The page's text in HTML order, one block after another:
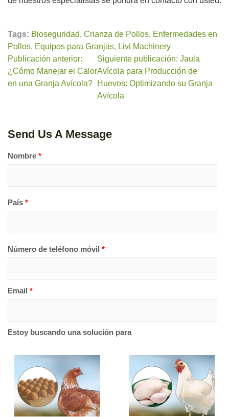
Tags: Bioseguridad, Crianza de Pollos, Enfermedades en
Pollos, Equipos para Granjas, Livi Machinery
Publicación anterior:
¿Cómo Manejar el Calor
en una Granja Avícola?
Siguiente publicación: Jaula
Avícola para Producción de
Huevos: Optimizando su Granja
Avícola
Send Us A Message
Nombre *
País *
Número de teléfono móvil *
Email *
Estoy buscando una solución para